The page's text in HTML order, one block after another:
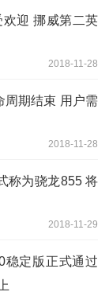
迎 挪威第二英
2018-11-28
周期结束 用户需
2018-11-28
称为骁龙855 将
2018-11-29
稳定版正式通过